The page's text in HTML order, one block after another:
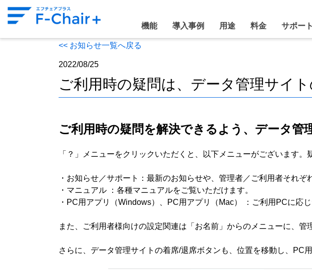
機能 導入事例 用途 料金 サポート
<< お知らせ一覧へ戻る
2022/08/25
ご利用時の疑問は、データ管理サイ
ご利用時の疑問を解決できるよう、データ管
「？」メニューをクリックいただくと、以下メニューがございます。
・お知らせ／サポート：最新のお知らせや、管理者／ご利用者それ
・マニュアル ：各種マニュアルをご覧いただけます。
・PC用アプリ（Windows）、PC用アプリ（Mac） ：ご利用PCに応
また、ご利用者様向けの設定関連は「お名前」からのメニューに、
さらに、データ管理サイトの着席/退席ボタンも、位置を移動し、PC